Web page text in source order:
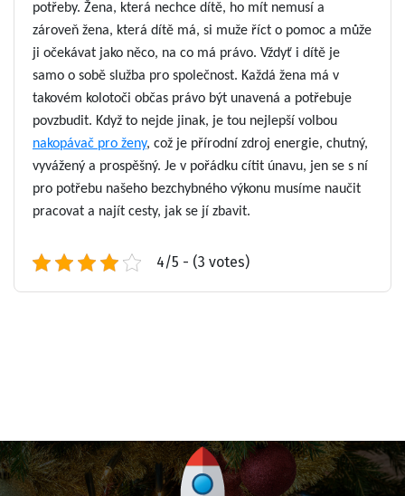
potřeby. Žena, která nechce dítě, ho mít nemusí a
zároveň žena, která dítě má, si muže říct o pomoc a může
ji očekávat jako něco, na co má právo. Vždyť i dítě je
samo o sobě služba pro společnost. Každá žena má v
takovém kolotoči občas právo být unavená a potřebuje
povzbudit. Když to nejde jinak, je tou nejlepší volbou
nakopávač pro ženy, což je přírodní zdroj energie, chutný,
vyvážený a prospěšný. Je v pořádku cítit únavu, jen se s ní
pro potřebu našeho bezchybného výkonu musíme naučit
pracovat a najít cesty, jak se jí zbavit.
4/5 - (3 votes)